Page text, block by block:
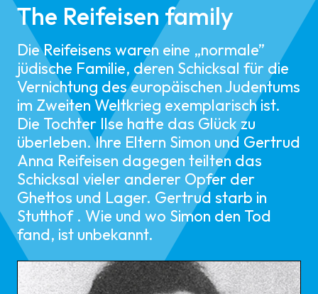
The Reifeisen family
Die Reifeisens waren eine „normale”
jüdische Familie, deren Schicksal für die
Vernichtung des europäischen Judentums
im Zweiten Weltkrieg exemplarisch ist.
Die Tochter Ilse hatte das Glück zu
überleben. Ihre Eltern Simon und Gertrud
Anna Reifeisen dagegen teilten das
Schicksal vieler anderer Opfer der
Ghettos und Lager. Gertrud starb in
Stutthof . Wie und wo Simon den Tod
fand, ist unbekannt.